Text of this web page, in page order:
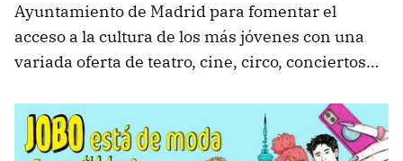
Ayuntamiento de Madrid para fomentar el
acceso a la cultura de los más jóvenes con una
variada oferta de teatro, cine, circo, conciertos…